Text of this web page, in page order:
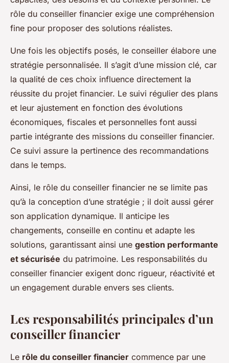
rôle du conseiller financier exige une compréhension
fine pour proposer des solutions réalistes.
Une fois les objectifs posés, le conseiller élabore une
stratégie personnalisée. Il s’agit d’une mission clé, car
la qualité de ces choix influence directement la
réussite du projet financier. Le suivi régulier des plans
et leur ajustement en fonction des évolutions
économiques, fiscales et personnelles font aussi
partie intégrante des missions du conseiller financier.
Ce suivi assure la pertinence des recommandations
dans le temps.
Ainsi, le rôle du conseiller financier ne se limite pas
qu’à la conception d’une stratégie ; il doit aussi gérer
son application dynamique. Il anticipe les
changements, conseille en continu et adapte les
solutions, garantissant ainsi une gestion performante
et sécurisée du patrimoine. Les responsabilités du
conseiller financier exigent donc rigueur, réactivité et
un engagement durable envers ses clients.
Les responsabilités principales d’un
conseiller financier
Le rôle du conseiller financier commence par une